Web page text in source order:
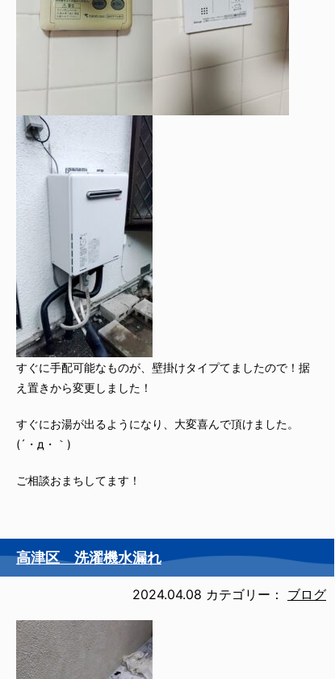
すぐに手配可能なものが、壁掛けタイプてましたので！据
え置きから変更しました！
すぐにお湯が出るようになり、大変喜んで頂けました。
(´・д・｀)
ご相談おまちしてます！
高津区 洗濯機水漏れ
2024.04.08 カテゴリー： ブログ